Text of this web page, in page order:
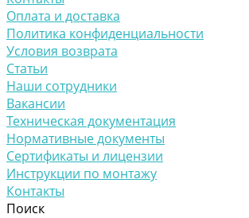
Оплата и доставка
Политика конфиденциальности
Условия возврата
Статьи
Наши сотрудники
Вакансии
Техническая документация
Нормативные документы
Сертификаты и лицензии
Инструкции по монтажу
Контакты
Поиск